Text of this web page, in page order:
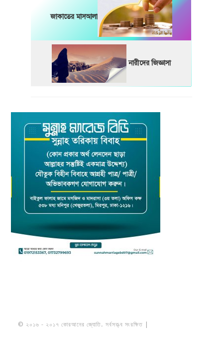
জাকাতের মাসআলা
নারীদের জিজ্ঞাসা
© ২০১৬ - ২০১৭ কোরআনের জ্যোতি. সর্বসত্ত্ব সংরক্ষিত |